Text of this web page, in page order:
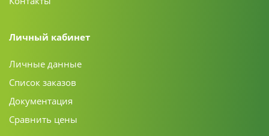
Личный кабинет
Личные данные
Список заказов
Документация
Сравнить цены